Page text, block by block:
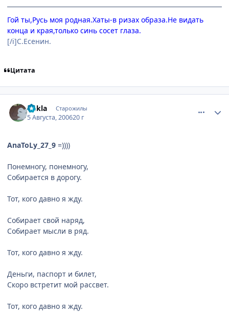
Гой ты,Русь моя родная.Хаты-в ризах образа.Не видать
конца и края,только синь сосет глаза.
[/i]С.Есенин.
Цитата
qukla Старожилы
5 Августа, 200620 г
AnaToLy_27_9 =))))
Понемногу, понемногу,
Собирается в дорогу.
Тот, кого давно я жду.
Собирает свой наряд,
Собирает мысли в ряд.
Тот, кого давно я жду.
Деньги, паспорт и билет,
Скоро встретит мой рассвет.
Тот, кого давно я жду.